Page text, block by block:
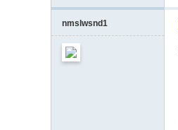
nmslwsnd1